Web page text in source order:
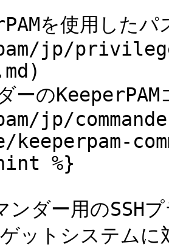
を使用したパ
jp/
ーのKeeperPAM
jp/
ンダー用のSSH
ットシステムに